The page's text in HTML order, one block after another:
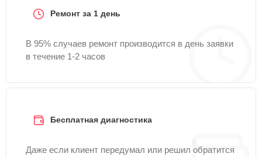
Ремонт за 1 день
В 95% случаев ремонт производится в день заявки
в течение 1-2 часов
Бесплатная диагностика
Даже если клиент передумал или решил обратится